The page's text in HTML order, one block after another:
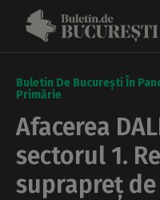
Buletin De București În
Primărie
Afacerea
sectorul 1.
suprapreț